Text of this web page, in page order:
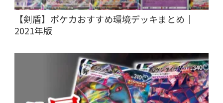
【剣盾】ポケカおすすめ環境デッキまとめ｜
2021年版